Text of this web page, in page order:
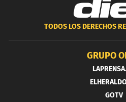
TODOS LOS DERECHOS
GRUPO
GOTV